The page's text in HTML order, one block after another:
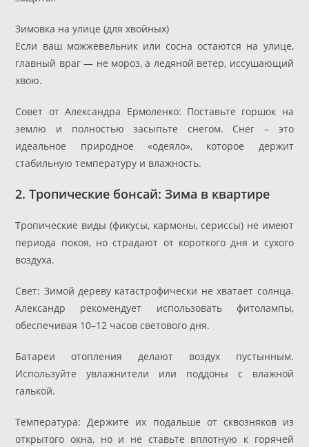
Зимовка на улице (для хвойных)
Если ваш можжевельник или сосна остаются на улице,
главный враг — не мороз, а ледяной ветер, иссушающий
хвою.
Совет от Александра Ермоленко: Поставьте горшок на
землю и полностью засыпьте снегом. Снег – это
идеальное природное «одеяло», которое держит
стабильную температуру и влажность.
2. Тропические бонсай: Зима в квартире
Тропические виды (фикусы, кармоны, сериссы) не имеют
периода покоя, но страдают от короткого дня и сухого
воздуха.
Свет: Зимой дереву катастрофически не хватает солнца.
Александр рекомендует использовать фитолампы,
обеспечивая 10–12 часов светового дня.
Батареи отопления делают воздух пустынным.
Используйте увлажнители или поддоны с влажной
галькой.
Температура: Держите их подальше от сквозняков из
открытого окна, но и не ставьте вплотную к горячей